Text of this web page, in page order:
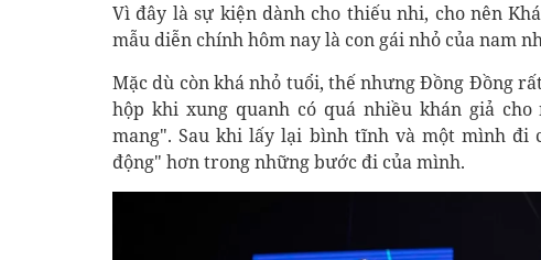
Vì đây là sự kiện dành cho thiếu nhi, cho nên
mẫu diễn chính hôm nay là con gái nhỏ của nam
Mặc dù còn khá nhỏ tuổi, thế nhưng Đồng Đồng
hộp khi xung quanh có quá nhiều khán giả
mang". Sau khi lấy lại bình tĩnh và một mình đi
động" hơn trong những bước đi của mình.